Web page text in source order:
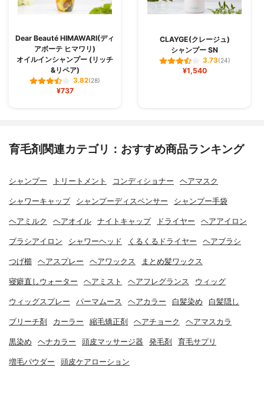
Dear Beauté HIMAWARI(ディ
アボーテ ヒマワリ)
オイルインシャンプー (リッチ
&リペア)
3.82(28)
¥737
CLAYGE(クレージュ)
シャンプー SN
3.73(24)
¥1,540
育毛剤関連カテゴリ：おすすめ商品ランキング
シャンプー トリートメント コンディショナー ヘアマスク
シャワーキャップ シャンプーディスペンサー シャンプー手袋
ヘアミルク ヘアオイル ナイトキャップ ドライヤー ヘアアイロン
ブラシアイロン シャワーヘッド くるくるドライヤー ヘアブラシ
つげ櫛 ヘアスプレー ヘアワックス まとめ髪ワックス
寝癖直しウォーター ヘアミスト ヘアフレグランス ウィッグ
ウィッグスプレー パーマムース ヘアカラー 白髪染め 白髪隠し
ブリーチ剤 カーラー 縮毛矯正剤 ヘアチョーク ヘアマスカラ
黒染め ヘナカラー 頭皮マッサージ器 発毛剤 育毛サプリ
増毛パウダー 頭皮ケアローション